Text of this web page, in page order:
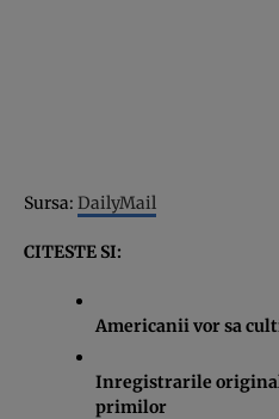
Sursa: DailyMail
CITESTE SI:
Americanii vor sa
Inregistrarile
primilor